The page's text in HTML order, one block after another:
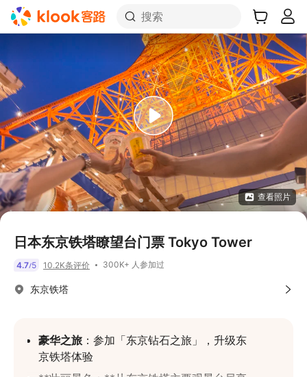
搜索
查看照片
日本东京铁塔瞭望台门票 Tokyo Tower
4.7/5 10.2K条评价 300K+ 人参加过
东京铁塔
豪华之旅 ：参加「东京钻石之旅」，升级东
京铁塔体验